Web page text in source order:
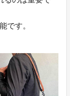
です。